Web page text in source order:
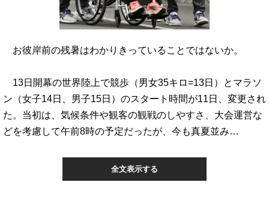
お彼岸前の残暑はわかりきっていることではないか。
13日開幕の世界陸上で競歩（男女35キロ=13日）とマラソ
ン（女子14日、男子15日）のスタート時間が11日、変更され
た。当初は、気候条件や観客の観戦のしやすさ、大会運営な
どを考慮して午前8時の予定だったが、今も真夏並み…
全文表示する